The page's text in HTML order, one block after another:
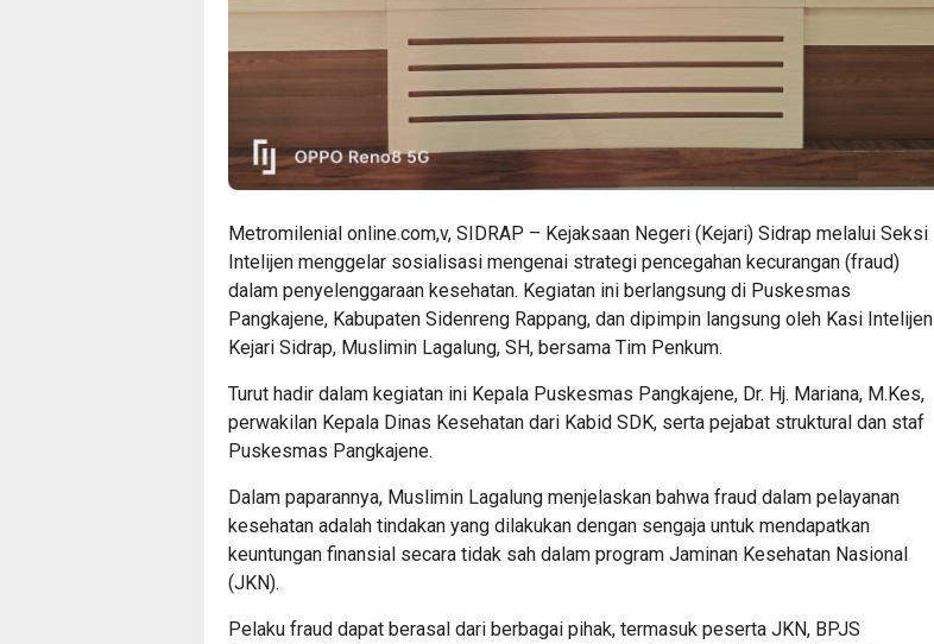
Metromilenial online.com,v, SIDRAP – Kejaksaan Negeri (Kejari) Sidrap melalui Seksi
Intelijen menggelar sosialisasi mengenai strategi pencegahan kecurangan (fraud)
dalam penyelenggaraan kesehatan. Kegiatan ini berlangsung di Puskesmas
Pangkajene, Kabupaten Sidenreng Rappang, dan dipimpin langsung oleh Kasi Intelijen
Kejari Sidrap, Muslimin Lagalung, SH, bersama Tim Penkum.
Turut hadir dalam kegiatan ini Kepala Puskesmas Pangkajene, Dr. Hj. Mariana, M.Kes,
perwakilan Kepala Dinas Kesehatan dari Kabid SDK, serta pejabat struktural dan staf
Puskesmas Pangkajene.
Dalam paparannya, Muslimin Lagalung menjelaskan bahwa fraud dalam pelayanan
kesehatan adalah tindakan yang dilakukan dengan sengaja untuk mendapatkan
keuntungan finansial secara tidak sah dalam program Jaminan Kesehatan Nasional
(JKN).
Pelaku fraud dapat berasal dari berbagai pihak, termasuk peserta JKN, BPJS